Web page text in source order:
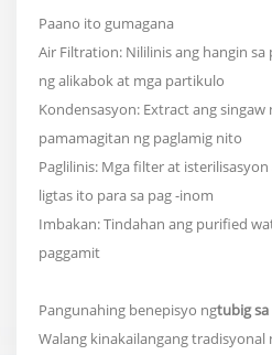
Paano ito gumagana
Air Filtration: Nililinis ang hangin sa
ng alikabok at mga partikulo
Kondensasyon: Extract ang
pamamagitan ng paglamig nito
Paglilinis: Mga filter at
ligtas ito para sa pag -inom
Imbakan: Tindahan ang purified
paggamit
Pangunahing benepisyo ngtubig sa
Walang kinakailangang